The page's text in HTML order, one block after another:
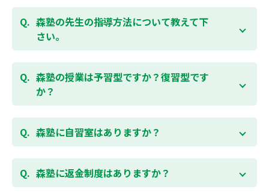
ご相談（お問合わせ）はこちら
お子様お一人おひとりの学校進度やテスト範囲にあわ
せて授業をすすめますので、定期テスト対策に繋がり
ます。森塾では、テスト直前に自分の予定にあわせ
て、テスト対策授業の追加ができます。 受講中の科目
ど）も可能です。 普段忙しくてなかなか手が回らない
科目も、テスト前に集中して対策できると好評です。
森塾の先生の指導方法について教えて下
さい。
「質量ともに日本一」と自負する研修制度を受け、知
識や教え方を習得した先生が、一人ひとりの能力、個
性に合わせて個別指導いたします。先生とお子様の相
性を大切にするために、相性が合わなければ先生変更
森塾の授業は予習型ですか？復習型です
か？
春期・夏期等の講習以外では森塾の授業は学校で習っ
たところを教える「復習型授業」ではなく、塾で習っ
のが楽しくなります。
勉強が楽しくなるとテストの成績が上がり、テストの
森塾に自習室はありますか？
各校舎に完備しています。
空いている時間があれば、学校の授業の予習や宿題、
森塾に返金制度はありますか？